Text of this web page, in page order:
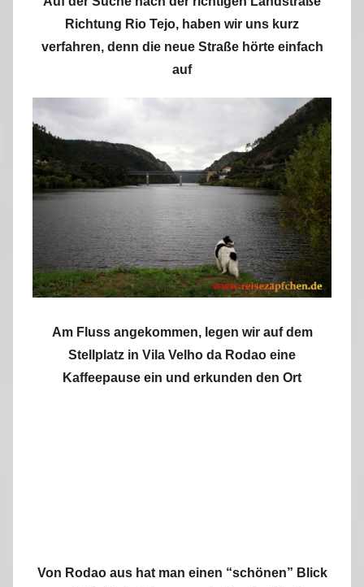
Richtung Rio Tejo, haben wir uns kurz
verfahren, denn die neue Straße hörte einfach
auf
Am Fluss angekommen, legen wir auf dem
Stellplatz in Vila Velho da Rodao eine
Kaffeepause ein und erkunden den Ort
Von Rodao aus hat man einen “schönen” Blick